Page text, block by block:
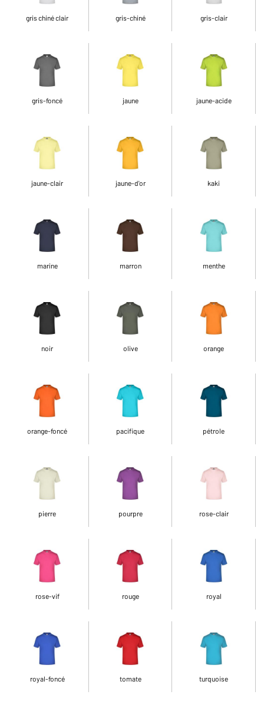
gris chiné clair gris-chiné gris-clair
gris-foncé jaune jaune-acide
jaune-clair jaune-d'or kaki
marine marron menthe
noir olive orange
orange-foncé pacifique pétrole
pierre pourpre rose-clair
rose-vif rouge royal
royal-foncé tomate turquoise